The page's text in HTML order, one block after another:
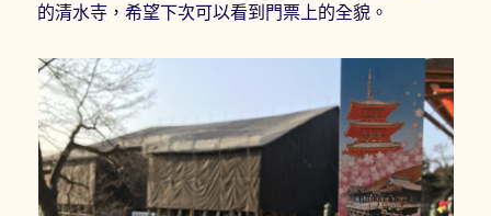
的清水寺，希望下次可以看到門票上的全貌。